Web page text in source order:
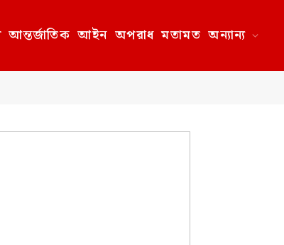
আন্তর্জাতিক আইন অপরাধ মতামত অন্যান্য